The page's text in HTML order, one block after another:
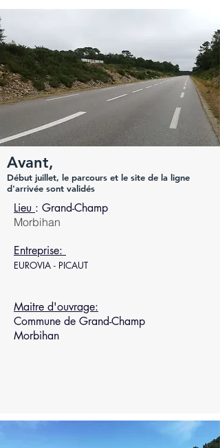
Avant,
Début juillet, le parcours et le site de la ligne
d'arrivée sont validés
Lieu : Grand-Champ
Morbihan
Entreprise:
EUROVIA - PICAUT
Maitre d'ouvrage:
Commune de Grand-Champ
Morbihan